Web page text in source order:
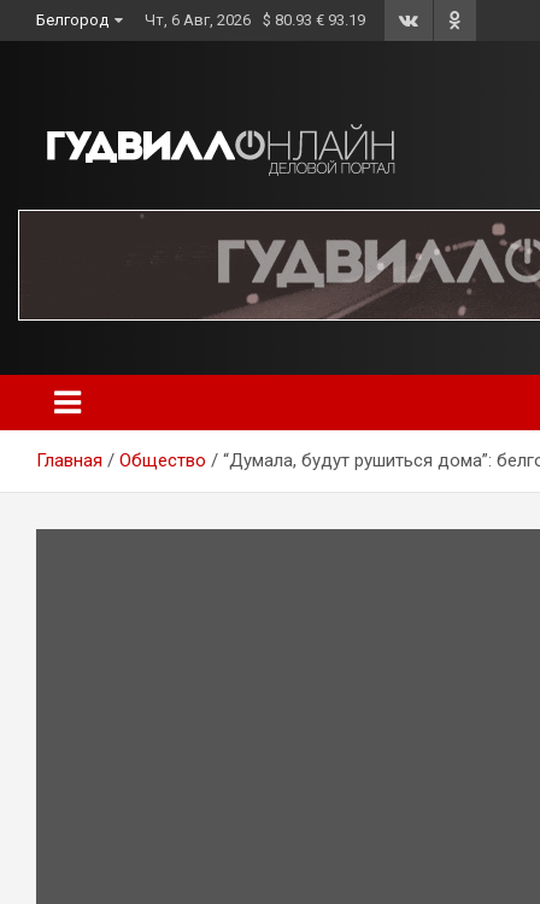
to
Белгород Чт, 6 Авг, 2026 $ 80.93 € 93.19
Главная Общество “Думала, будут рушиться дома”: